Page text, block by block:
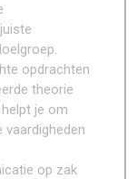
opdrachten
theorie
je om
vaardigheden
op zak